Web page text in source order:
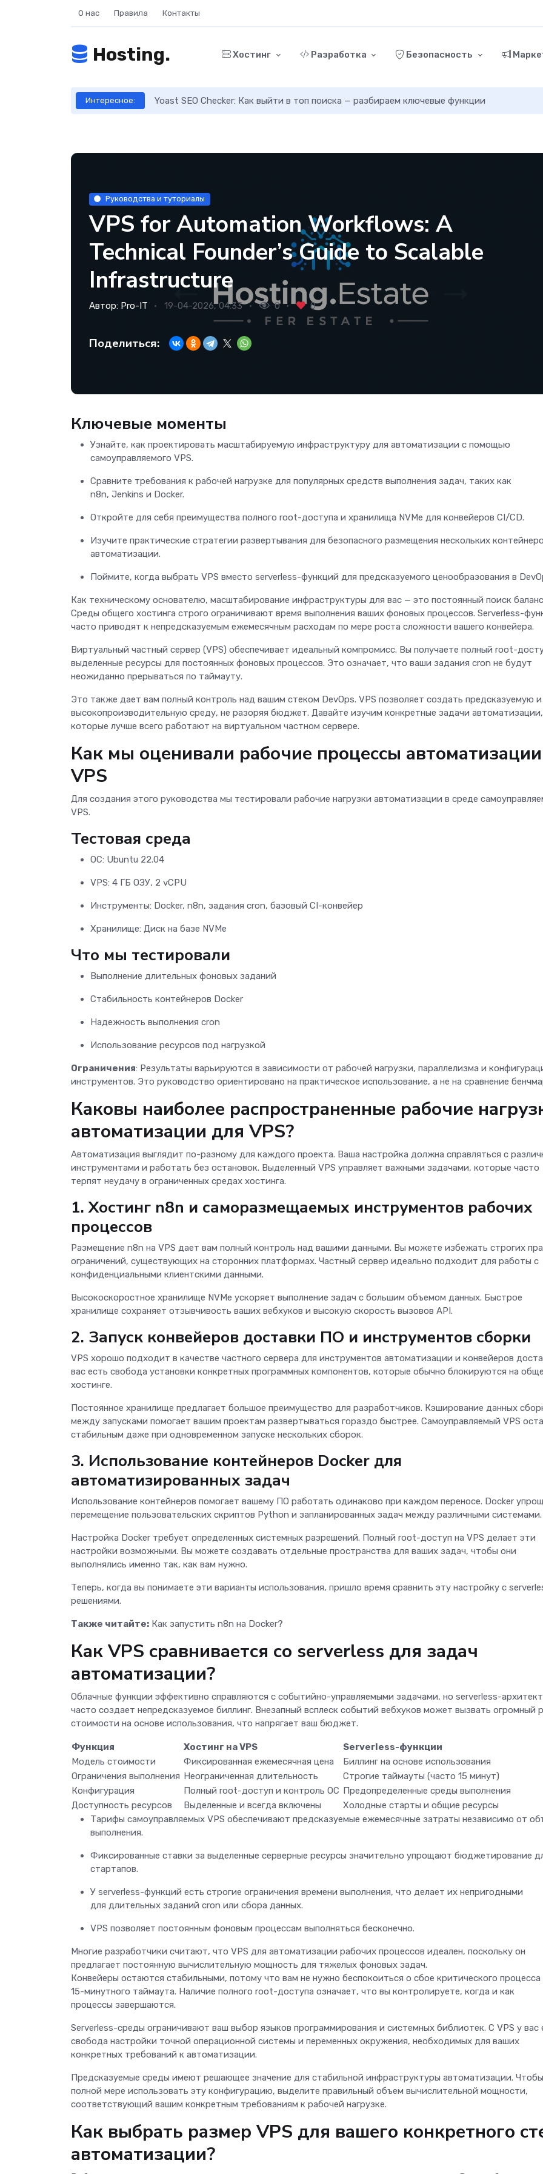
О нас Правила Контакты
Hosting. Хостинг Разработка Безопасность
Интересное: Yoast SEO Checker: Как выйти в топ поиска — разбираем ключевые функции
Руководства и туториалы
VPS for Automation Workflows: A
Technical Founder’s Guide to Scalable
Infrastructure
Автор: Pro-IT 19-04-2026, 04:33 0 0
Поделиться:
Ключевые моменты
Узнайте, как проектировать масштабируемую инфраструктуру для автоматизации с помощью
самоуправляемого VPS.
Сравните требования к рабочей нагрузке для популярных средств выполнения задач, таких как
n8n, Jenkins и Docker.
Откройте для себя преимущества полного root-доступа и хранилища NVMe для конвейеров CI/CD.
Изучите практические стратегии развертывания для безопасного размещения нескольких
автоматизации.
Поймите, когда выбрать VPS вместо serverless-функций для предсказуемого ценообразования в
Как техническому основателю, масштабирование инфраструктуры для вас — это постоянный поиск
Среды общего хостинга строго ограничивают время выполнения ваших фоновых процессов. Serverless-
часто приводят к непредсказуемым ежемесячным расходам по мере роста сложности вашего конвейера.
Виртуальный частный сервер (VPS) обеспечивает идеальный компромисс. Вы получаете полный root-
выделенные ресурсы для постоянных фоновых процессов. Это означает, что ваши задания cron не будут
неожиданно прерываться по таймауту.
Это также дает вам полный контроль над вашим стеком DevOps. VPS позволяет создать предсказуемую и
высокопроизводительную среду, не разоряя бюджет. Давайте изучим конкретные задачи автоматизации,
которые лучше всего работают на виртуальном частном сервере.
Как мы оценивали рабочие процессы
VPS
Для создания этого руководства мы тестировали рабочие нагрузки автоматизации в среде
VPS.
Тестовая среда
ОС: Ubuntu 22.04
VPS: 4 ГБ ОЗУ, 2 vCPU
Инструменты: Docker, n8n, задания cron, базовый CI-конвейер
Хранилище: Диск на базе NVMe
Что мы тестировали
Выполнение длительных фоновых заданий
Стабильность контейнеров Docker
Надежность выполнения cron
Использование ресурсов под нагрузкой
Ограничения: Результаты варьируются в зависимости от рабочей нагрузки, параллелизма и
инструментов. Это руководство ориентировано на практическое использование, а не на сравнение
Каковы наиболее распространенные рабочие
автоматизации для VPS?
Автоматизация выглядит по-разному для каждого проекта. Ваша настройка должна справляться с
инструментами и работать без остановок. Выделенный VPS управляет важными задачами, которые часто
терпят неудачу в ограниченных средах хостинга.
1. Хостинг n8n и саморазмещаемых инструментов рабочих
процессов
Размещение n8n на VPS дает вам полный контроль над вашими данными. Вы можете избежать строгих
ограничений, существующих на сторонних платформах. Частный сервер идеально подходит для работы с
конфиденциальными клиентскими данными.
Высокоскоростное хранилище NVMe ускоряет выполнение задач с большим объемом данных. Быстрое
хранилище сохраняет отзывчивость ваших вебхуков и высокую скорость вызовов API.
2. Запуск конвейеров доставки ПО и инструментов сборки
VPS хорошо подходит в качестве частного сервера для инструментов автоматизации и конвейеров
вас есть свобода установки конкретных программных компонентов, которые обычно блокируются на
хостинге.
Постоянное хранилище предлагает большое преимущество для разработчиков. Кэширование данных
между запусками помогает вашим проектам развертываться гораздо быстрее. Самоуправляемый VPS
стабильным даже при одновременном запуске нескольких сборок.
3. Использование контейнеров Docker для
автоматизированных задач
Использование контейнеров помогает вашему ПО работать одинаково при каждом переносе. Docker
перемещение пользовательских скриптов Python и запланированных задач между различными системами.
Настройка Docker требует определенных системных разрешений. Полный root-доступ на VPS делает эти
настройки возможными. Вы можете создавать отдельные пространства для ваших задач, чтобы они
выполнялись именно так, как вам нужно.
Теперь, когда вы понимаете эти варианты использования, пришло время сравнить эту настройку с
решениями.
Также читайте: Как запустить n8n на Docker?
Как VPS сравнивается со serverless для задач
автоматизации?
Облачные функции эффективно справляются с событийно-управляемыми задачами, но serverless-
часто создает непредсказуемое биллинг. Внезапный всплеск событий вебхуков может вызвать огромный
стоимости на основе использования, что напрягает ваш бюджет.
Функция Хостинг на VPS
Serverless-функции
Модель стоимости
Фиксированная ежемесячная цена
Биллинг на основе использования
Ограничения выполнения Неограниченная длительность
Строгие таймауты (часто 15 минут)
Конфигурация
Полный root-доступ и контроль ОС Предопределенные среды выполнения
Доступность ресурсов
Выделенные и всегда включены
Холодные старты и общие ресурсы
Тарифы самоуправляемых VPS обеспечивают предсказуемые ежемесячные затраты независимо от
выполнения.
Фиксированные ставки за выделенные серверные ресурсы значительно упрощают бюджетирование
стартапов.
У serverless-функций есть строгие ограничения времени выполнения, что делает их непригодными
для длительных заданий cron или сбора данных.
VPS позволяет постоянным фоновым процессам выполняться бесконечно.
Многие разработчики считают, что VPS для автоматизации рабочих процессов идеален, поскольку он
предлагает постоянную вычислительную мощность для тяжелых фоновых задач.
Конвейеры остаются стабильными, потому что вам не нужно беспокоиться о сбое критического процесса
15-минутного таймаута. Наличие полного root-доступа означает, что вы контролируете, когда и как
процессы завершаются.
Serverless-среды ограничивают ваш выбор языков программирования и системных библиотек. С VPS у вас
свобода настройки точной операционной системы и переменных окружения, необходимых для ваших
конкретных требований к автоматизации.
Предсказуемые среды имеют решающее значение для стабильной инфраструктуры автоматизации.
полной мере использовать эту конфигурацию, выделите правильный объем вычислительной мощности,
соответствующий вашим конкретным требованиям к рабочей нагрузке.
Как выбрать размер VPS для вашего конкретного
автоматизации?